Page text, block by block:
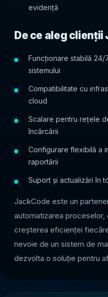
evidență
De ce aleg clienții
Funcționare stabilă 24/
sistemului
Compatibilitate cu
cloud
Scalare pentru rețele
încărcării
Configurare flexibilă a
raportării
Suport și actualizări în
JackCode este un
automatizarea proceselor,
creșterea eficienței
nevoie de un sistem de
dezvolta o soluție pentru